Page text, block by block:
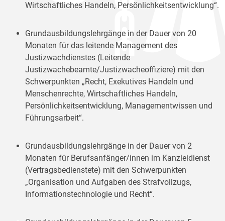
Wirtschaftliches Handeln, Persönlichkeitsentwicklung“.
Grundausbildungslehrgänge in der Dauer von 20
Monaten für das leitende Management des
Justizwachdienstes (Leitende
Justizwachebeamte/Justizwacheoffiziere) mit den
Schwerpunkten „Recht, Exekutives Handeln und
Menschenrechte, Wirtschaftliches Handeln,
Persönlichkeitsentwicklung, Managementwissen und
Führungsarbeit“.
Grundausbildungslehrgänge in der Dauer von 2
Monaten für Berufsanfänger/innen im Kanzleidienst
(Vertragsbedienstete) mit den Schwerpunkten
„Organisation und Aufgaben des Strafvollzugs,
Informationstechnologie und Recht“.